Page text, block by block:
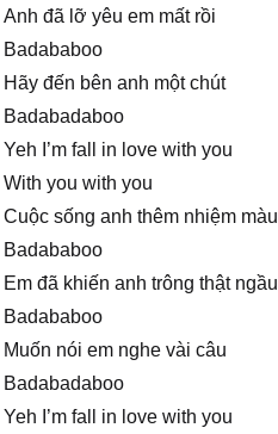
Anh đã lỡ yêu em mất rồi
Badababoo
Hãy đến bên anh một chút
Badabadaboo
Yeh I’m fall in love with you
With you with you
Cuộc sống anh thêm nhiệm màu
Badababoo
Em đã khiến anh trông thật ngầu
Badababoo
Muốn nói em nghe vài câu
Badabadaboo
Yeh I’m fall in love with you